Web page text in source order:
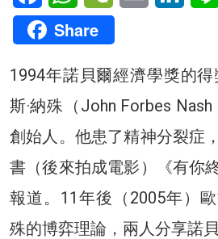
Share
1994年諾貝爾經濟學獎的得
斯·納殊（John Forbes
創始人。他患了精神分裂症
書（後來拍成電影）《有你
報道。11年後（2005年）
殊的博弈理論，兩人分享諾